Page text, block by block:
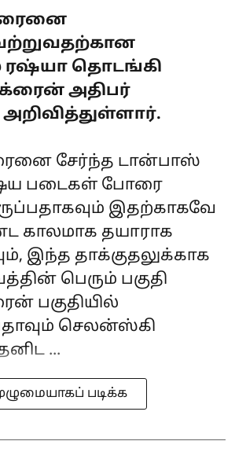
ரஷ்யா தொடங்கி
அதிபர்
சேர்ந்த டான்பாஸ்
படைகள் போரை
இதற்காகவே
காலமாக தயாராக
இந்த தாக்குதலுக்காக
பெரும் பகுதி
பகுதியில்
செலன்ஸ்கி
...
படிக்க